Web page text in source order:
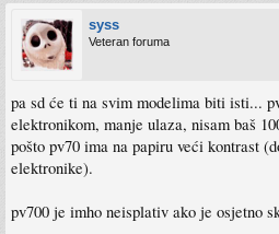
syss
Veteran foruma
pa sd će ti na svim modelima biti isti...
elektronikom, manje ulaza, nisam baš
pošto pv70 ima na papiru veći kontrast
elektronike).
pv700 je imho neisplativ ako je osjetno